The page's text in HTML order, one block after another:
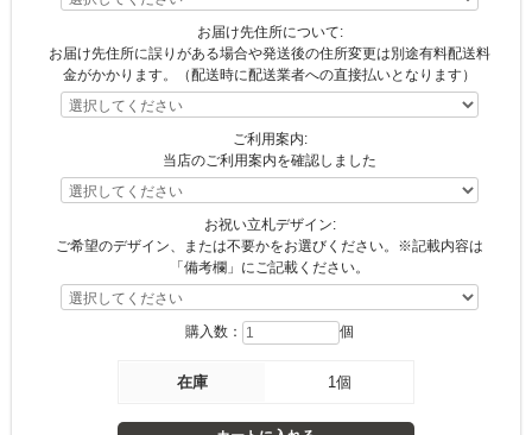
お届け先住所について:
お届け先住所に誤りがある場合や発送後の住所変更は別途有料配送料
金がかかります。（配送時に配送業者への直接払いとなります）
ご利用案内:
当店のご利用案内を確認しました
お祝い立札デザイン:
ご希望のデザイン、または不要かをお選びください。※記載内容は
「備考欄」にご記載ください。
購入数： 個
在庫 1個